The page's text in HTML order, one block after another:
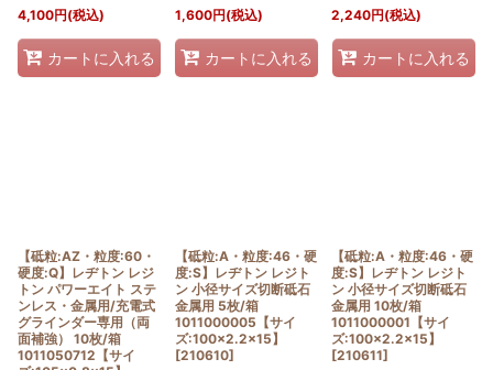
4,100円(税込)
カートに入れる
1,600円(税込)
カートに入れる
2,240円(税込)
カートに入れる
【砥粒:AZ・粒度:60・
硬度:Q】レヂトン レジ
トン パワーエイト ステ
ンレス・金属用/充電式
グラインダー専用（両
面補強） 10枚/箱
1011050712【サイ
【砥粒:A・粒度:46・硬
度:S】レヂトン レジト
ン 小径サイズ切断砥石
金属用 5枚/箱
1011000005【サイ
ズ:100×2.2×15】
[210610]
【砥粒:A・粒度:46・硬
度:S】レヂトン レジト
ン 小径サイズ切断砥石
金属用 10枚/箱
1011000001【サイ
ズ:100×2.2×15】
[210611]